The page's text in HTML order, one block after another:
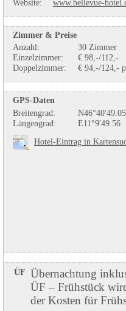
Website:
www.bellevue-
Zimmer & Preise
Anzahl:
30 Zimmer
Einzelzimmer:
€ 98,-/112,-
Doppelzimmer:
€ 94,-/124,-
GPS-Daten
Breitengrad:
N46°40'49.05
Längengrad:
E11°9'49.56
Hotel-Eintrag in
ÜF Übernachtung
ÜF – Frühstück
der Kosten für
Kaiserin Elisabeth Museum